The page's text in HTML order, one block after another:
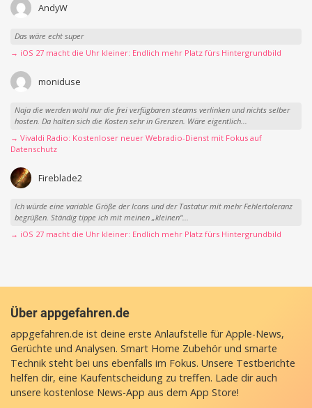
AndyW
Das wäre echt super
→ iOS 27 macht die Uhr kleiner: Endlich mehr Platz fürs Hintergrundbild
moniduse
Naja die werden wohl nur die frei verfügbaren steams verlinken und nichts selber
hosten. Da halten sich die Kosten sehr in Grenzen. Wäre eigentlich...
→ Vivaldi Radio: Kostenloser neuer Webradio-Dienst mit Fokus auf
Datenschutz
Fireblade2
Ich würde eine variable Größe der Icons und der Tastatur mit mehr Fehlertoleranz
begrüßen. Ständig tippe ich mit meinen „kleinen“...
→ iOS 27 macht die Uhr kleiner: Endlich mehr Platz fürs Hintergrundbild
Über appgefahren.de
appgefahren.de ist deine erste Anlaufstelle für Apple-News,
Gerüchte und Analysen. Smart Home Zubehör und smarte
Technik steht bei uns ebenfalls im Fokus. Unsere Testberichte
helfen dir, eine Kaufentscheidung zu treffen. Lade dir auch
unsere kostenlose News-App aus dem App Store!